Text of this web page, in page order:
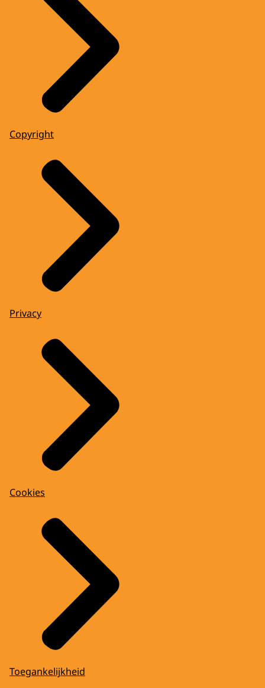
Copyright
Privacy
Cookies
Toegankelijkheid